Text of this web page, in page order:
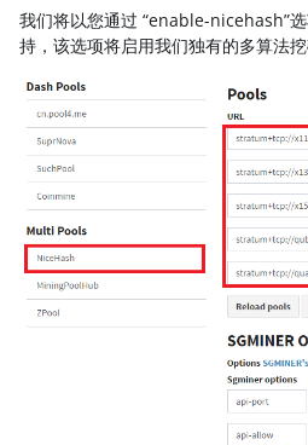
我们将以您通过 “enable-nicehash”
持，该选项将启用我们独有的多算法挖